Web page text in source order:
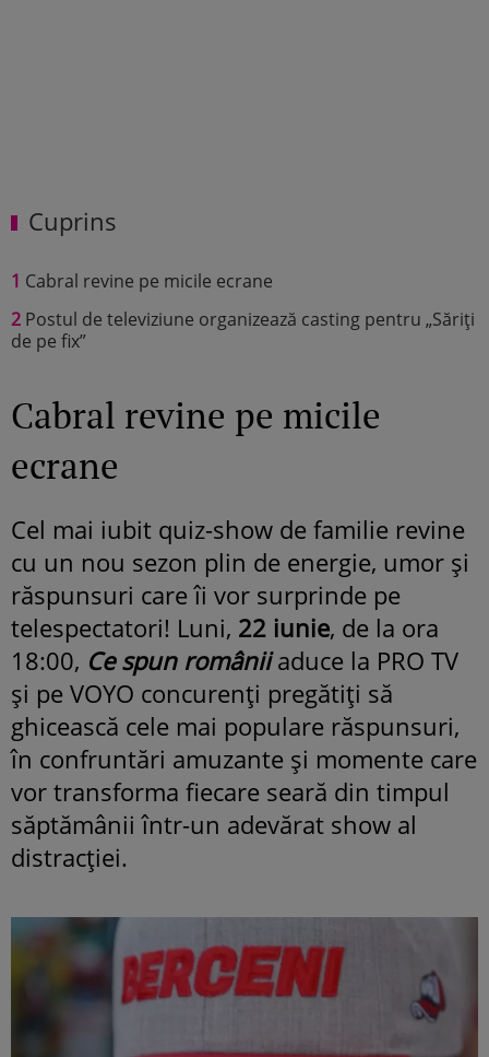
Cuprins
1 Cabral revine pe micile ecrane
2 Postul de televiziune organizează casting pentru „Săriți
de pe fix”
Cabral revine pe micile
ecrane
Cel mai iubit quiz-show de familie revine
cu un nou sezon plin de energie, umor și
răspunsuri care îi vor surprinde pe
telespectatori! Luni, 22 iunie, de la ora
18:00, Ce spun româniiaduce la PRO TV
și pe VOYO concurenți pregătiți să
ghicească cele mai populare răspunsuri,
în confruntări amuzante și momente care
vor transforma fiecare seară din timpul
săptămânii într-un adevărat show al
distracției.